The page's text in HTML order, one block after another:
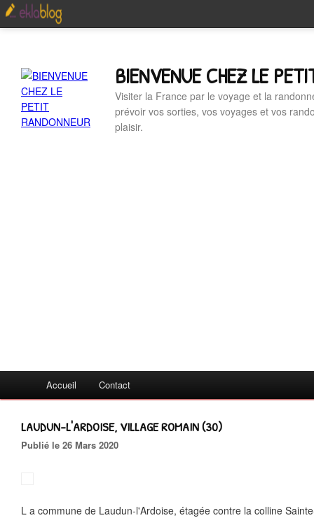
BIENVENUE CHEZ LE
Visiter la France par le voyage et la
prévoir vos sorties, vos voyages et vos
plaisir.
Accueil Contact
LAUDUN-L'ARDOISE, VILLAGE ROMAIN (30)
Publié le 26 Mars 2020
L a commune de Laudun-l'Ardoise, étagée contre la colline